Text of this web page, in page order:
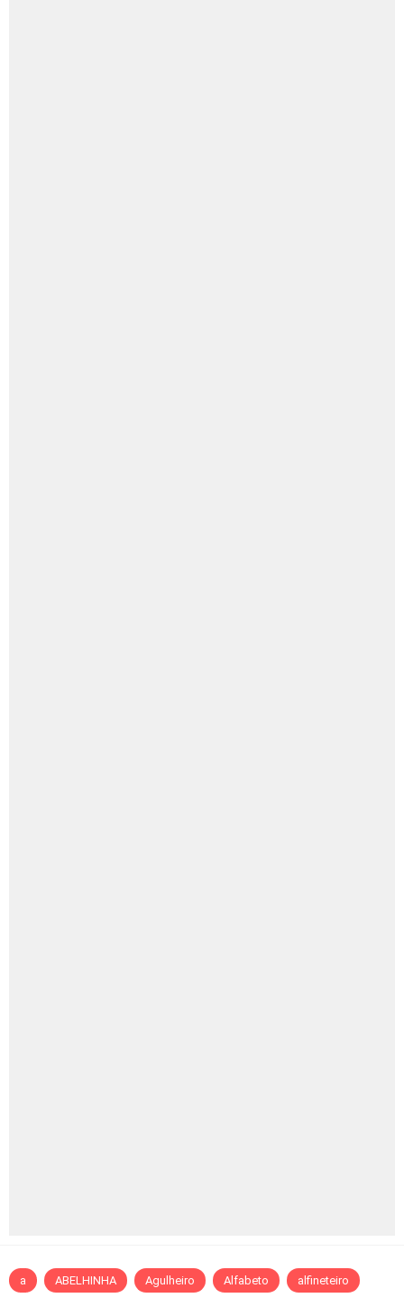
a ABELHINHA Agulheiro Alfabeto alfineteiro